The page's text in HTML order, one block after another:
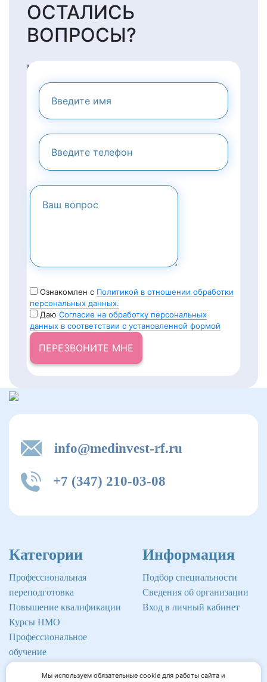
ОСТАЛИСЬ
ВОПРОСЫ?
НАПИШИТЕ НАМ И МЫ
ПРЕДОСТАВИМ ВАМ
КОНСУЛЬТАЦИЮ
Ознакомлен с Политикой в отношении обработки
персональных данных.
Даю Согласие на обработку персональных
данных в соответствии с установленной формой
ПЕРЕЗВОНИТЕ МНЕ
info@medinvest-rf.ru
+7 (347) 210-03-08
Категории
Профессиональная
переподготовка
Повышение квалификации
Курсы НМО
Профессиональное
обучение
Информация
Подбор специальности
Сведения об организации
Вход в личный кабинет
Мы используем обязательные cookie для работы сайта и